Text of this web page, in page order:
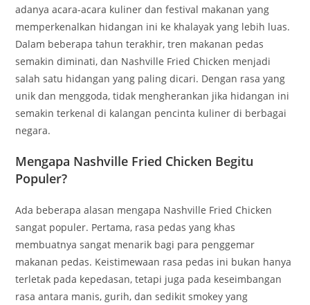
adanya acara-acara kuliner dan festival makanan yang
memperkenalkan hidangan ini ke khalayak yang lebih luas.
Dalam beberapa tahun terakhir, tren makanan pedas
semakin diminati, dan Nashville Fried Chicken menjadi
salah satu hidangan yang paling dicari. Dengan rasa yang
unik dan menggoda, tidak mengherankan jika hidangan ini
semakin terkenal di kalangan pencinta kuliner di berbagai
negara.
Mengapa Nashville Fried Chicken Begitu
Populer?
Ada beberapa alasan mengapa Nashville Fried Chicken
sangat populer. Pertama, rasa pedas yang khas
membuatnya sangat menarik bagi para penggemar
makanan pedas. Keistimewaan rasa pedas ini bukan hanya
terletak pada kepedasan, tetapi juga pada keseimbangan
rasa antara manis, gurih, dan sedikit smokey yang